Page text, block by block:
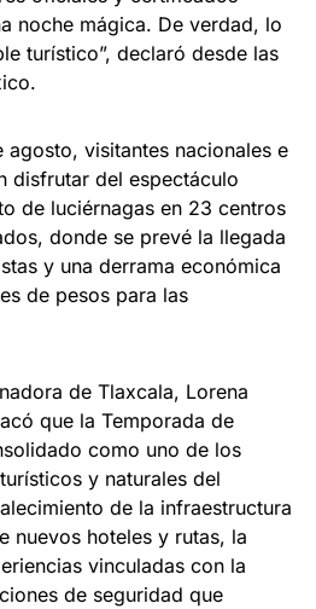
noche mágica. De verdad, lo
turístico”, declaró desde las
agosto, visitantes nacionales e
disfrutar del espectáculo
de luciérnagas en 23 centros
donde se prevé la llegada
y una derrama económica
de pesos para las
de Tlaxcala, Lorena
que la Temporada de
como uno de los
y naturales del
de la infraestructura
nuevos hoteles y rutas, la
vinculadas con la
de seguridad que